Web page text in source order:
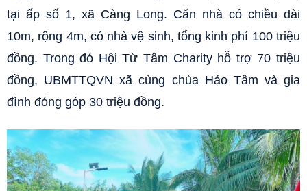
tại ấp số 1, xã Càng Long. Căn nhà có chiều dài
10m, rộng 4m, có nhà vệ sinh, tổng kinh phí 100 triệu
đồng. Trong đó Hội Từ Tâm Charity hỗ trợ 70 triệu
đồng, UBMTTQVN xã cùng chùa Hảo Tâm và gia
đình đóng góp 30 triệu đồng.